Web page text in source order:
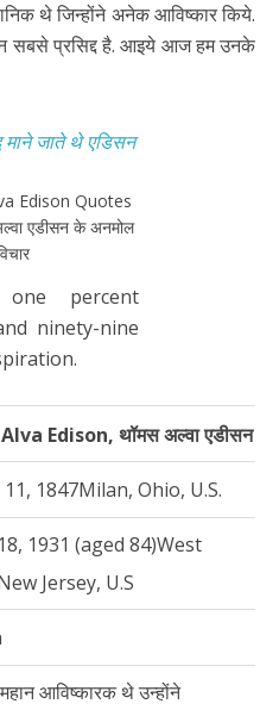
थे जिन्होंने अनेक आविष्कार किये.
सबसे प्रसिद्द है. आइये आज हम उनके
माने जाते थे एडिसन
percent
ninety-nine
Edison, थॉमस अल्वा एडीसन
1847Milan, Ohio, U.S.
1931 (aged 84)West
Jersey, U.S
आविष्कारक थे उन्होंने